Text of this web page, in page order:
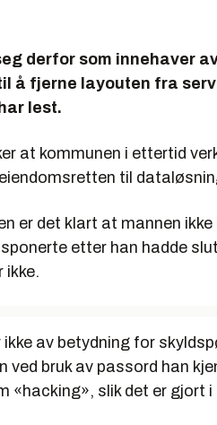
derfor som innehaver
å fjerne layouten fra
lest.
at kommunen i ettertid
til
er det klart at mannen
etter han hadde
ikke.
ikke av betydning for
ved bruk av passord han
«hacking», slik det er gjort